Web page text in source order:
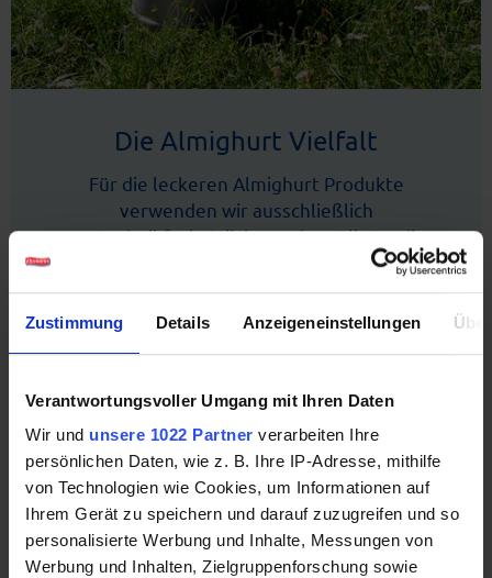
Zustimmung Details Anzeigeneinstellungen
Verantwortungsvoller Umgang mit Ihren Daten
Wir und unsere 1022 Partner verarbeiten Ihre
persönlichen Daten, wie z. B. Ihre IP-Adresse, mithilfe
von Technologien wie Cookies, um Informationen auf
Ihrem Gerät zu speichern und darauf zuzugreifen und so
personalisierte Werbung und Inhalte, Messungen von
Werbung und Inhalten, Zielgruppenforschung sowie
Die Almighurt Vielfalt
Für die leckeren Almighurt Produkte
verwenden wir ausschließlich
gentechnikfreie Milch aus dem Allgäu, die
wir von Familienbetrieben aus der
Umgebung beziehen. Diesen wertvollen
Natur-Rohstoff verarbeiten wir schonend zu
hochwertigen Zutaten, wie z.B. Früchten,
eine echter Joghurt-Genuss!